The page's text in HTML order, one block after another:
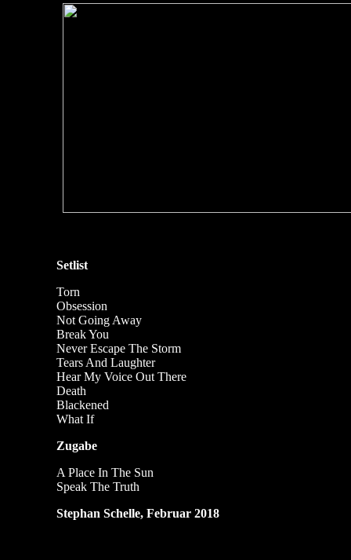
Setlist
Torn
Obsession
Not Going Away
Break You
Never Escape The Storm
Tears And Laughter
Hear My Voice Out There
Death
Blackened
What If
Zugabe
A Place In The Sun
Speak The Truth
Stephan Schelle, Februar 2018